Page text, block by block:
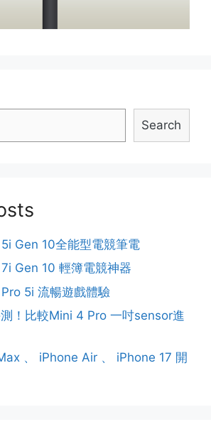
Search
Gen 10全能型電競筆電
Gen 10 輕簿電競神器
5i 流暢遊戲體驗
！比較Mini 4 Pro 一吋sensor進
、 iPhone Air 、 iPhone 17 開